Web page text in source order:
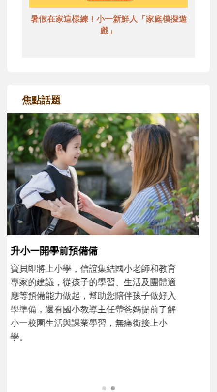
暑假在家這樣練！小一新鮮人「家庭模擬遊
戲」
焦點話題
和孩子一起長大的那個男人│讀懂父親的
不同模樣
沒有人天生就擅長當爸爸！男人總是在一次
次「前所未有」的體驗中，跟著孩子一起長
大。從給予安全感的肢體遊戲，到獨立自
主、角色認同及解決問題的能力養成。爸爸